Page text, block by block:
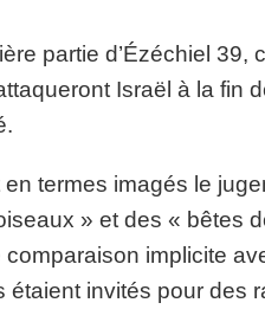
partie d’Ézéchiel
Israël à la fin
termes imagés le
» et des « bêtes
implicite
invités pour des